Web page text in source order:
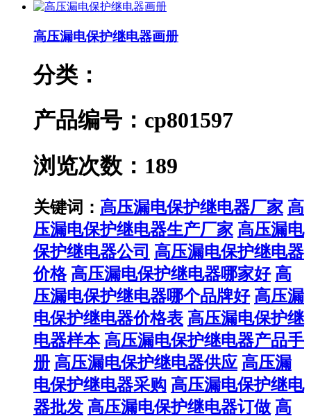
高压漏电保护继电器画册
分类：
产品编号：cp801597
浏览次数：189
关键词： 高压漏电保护继电器厂家 高
压漏电保护继电器生产厂家 高压漏电
保护继电器公司 高压漏电保护继电器
价格 高压漏电保护继电器哪家好 高
压漏电保护继电器哪个品牌好 高压漏
电保护继电器价格表 高压漏电保护继
电器样本 高压漏电保护继电器产品手
册 高压漏电保护继电器供应 高压漏
电保护继电器采购 高压漏电保护继电
器批发 高压漏电保护继电器订做 高